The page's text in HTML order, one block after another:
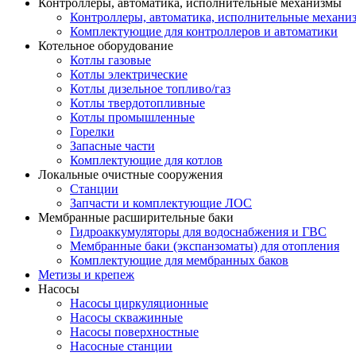
Контроллеры, автоматика, исполнительные механизмы
Контроллеры, автоматика, исполнительные
Комплектующие для контроллеров и автоматики
Котельное оборудование
Котлы газовые
Котлы электрические
Котлы дизельное топливо/газ
Котлы твердотопливные
Котлы промышленные
Горелки
Запасные части
Комплектующие для котлов
Локальные очистные сооружения
Станции
Запчасти и комплектующие ЛОС
Мембранные расширительные баки
Гидроаккумуляторы для водоснабжения и ГВС
Мембранные баки (экспанзоматы) для отопления
Комплектующие для мембранных баков
Метизы и крепеж
Насосы
Насосы циркуляционные
Насосы скважинные
Насосы поверхностные
Насосные станции